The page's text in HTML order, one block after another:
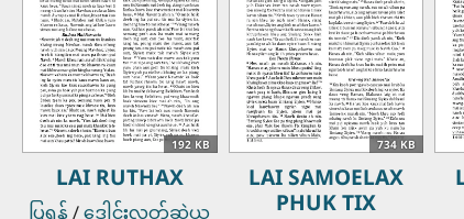
192 KB
LAI RUTHAX
ပြရန် /ဒေါင်းလုတ်ဆွဲယူ
734 KB
LAI SAMOELAX
PHUK TIX